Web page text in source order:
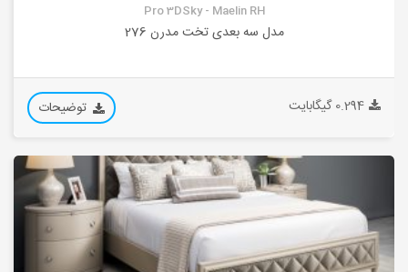
Pro 3DSky - Maelin RH
مدل سه بعدی تخت مدرن 276
0.294 گیگابایت توضیحات